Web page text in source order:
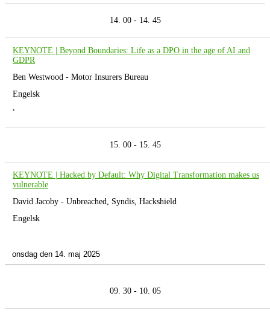
14. 00 - 14. 45
KEYNOTE | Beyond Boundaries: Life as a DPO in the age of AI and
GDPR
Ben Westwood - Motor Insurers Bureau
Engelsk
,
15. 00 - 15. 45
KEYNOTE | Hacked by Default: Why Digital Transformation makes us
vulnerable
David Jacoby - Unbreached, Syndis, Hackshield
Engelsk
onsdag den 14. maj 2025
09. 30 - 10. 05